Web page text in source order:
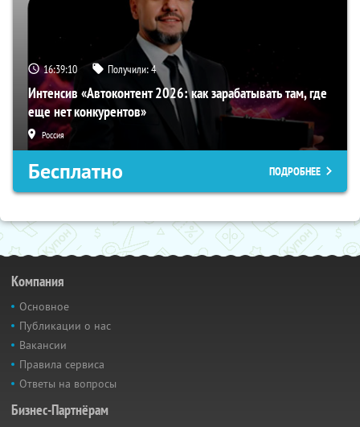
16:39:09 Получили:4
Интенсив «Автоконтент 2026: как зарабатывать там, где
еще нет конкурентов»
Россия
Бесплатно ПОДРОБНЕЕ
Компания
Основное
Публикации о нас
Вакансии
Правила сервиса
Ответы на вопросы
Бизнес-Партнёрам